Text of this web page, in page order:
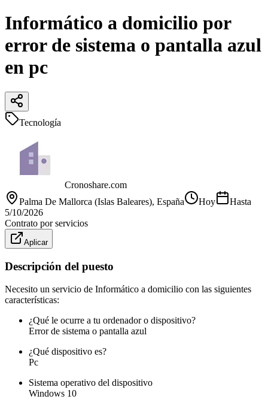
Informático a domicilio por
error de sistema o pantalla azul
en pc
Tecnología
Cronoshare.com
Palma De Mallorca (Islas Baleares), España Hoy
Hasta
5/10/2026
Contrato por servicios
Aplicar
Descripción del puesto
Necesito un servicio de Informático a domicilio con las siguientes
características:
¿Qué le ocurre a tu ordenador o dispositivo?
Error de sistema o pantalla azul
¿Qué dispositivo es?
Pc
Sistema operativo del dispositivo
Windows 10